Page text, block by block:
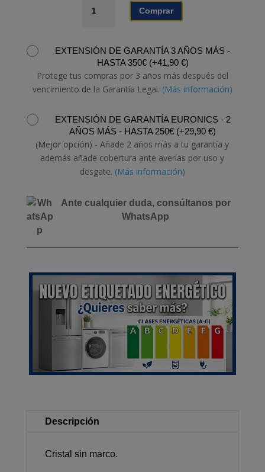
TEKA
cantidad
Comprar
EXTENSIÓN DE GARANTÍA 3 AÑOS MÁS -
HASTA 350€ (+41,90 €)
Protege tus compras por 3 años más después del
vencimiento de la Garantía Legal. (Más información)
EXTENSIÓN DE GARANTÍA EURONICS - 2
AÑOS MÁS - HASTA 250€ (+29,90€)
(Mejor opción) - Añade 2 años más a tu garantía y
además añade cobertura ante averías por uso y
desgate. (Más información)
Ante cualquier duda, consúltanos por
WhatsApp
Descripción
Cristal sin marco.